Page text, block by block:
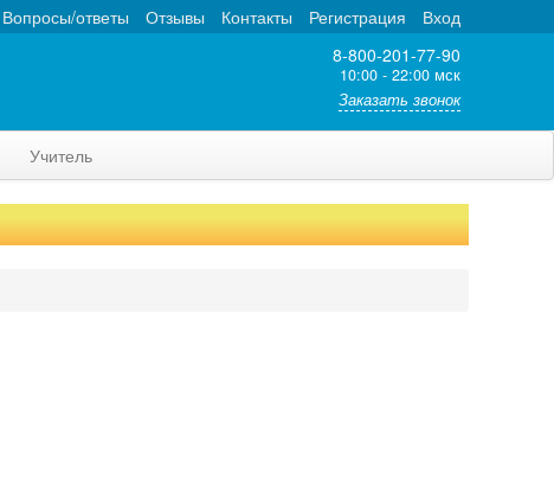
Вход
Регистрация
Контакты
Отзывы
Вопросы/ответы
8-800-201-77-90
10:00 - 22:00 мск
Заказать звонок
Учитель